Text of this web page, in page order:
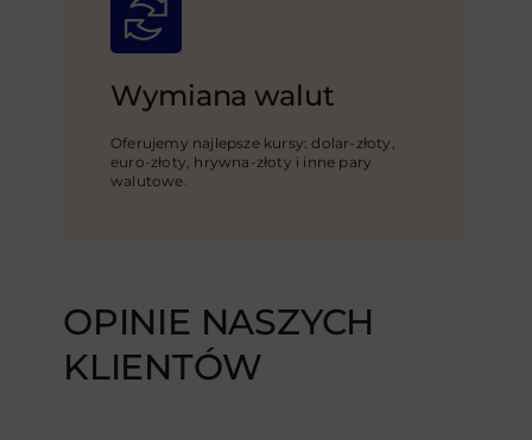
Wymiana walut
Oferujemy najlepsze kursy: dolar-złoty,
euro-złoty, hrywna-złoty i inne pary
walutowe.
OPINIE NASZYCH
KLIENTÓW